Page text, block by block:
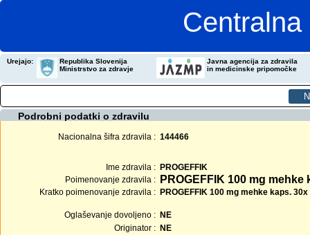
Urejajo:
Republika Slovenija
Ministrstvo za zdravje
Javna agencija za zdravila
in medicinske pripomočke
Podrobni podatki o zdravilu
Nacionalna šifra zdravila : 144466
Ime zdravila : PROGEFFIK
Poimenovanje zdravila :
PROGEFFIK 100 mg mehke
Kratko poimenovanje zdravila : PROGEFFIK 100 mg mehke kaps. 30x
Oglaševanje dovoljeno : NE
Originator : NE